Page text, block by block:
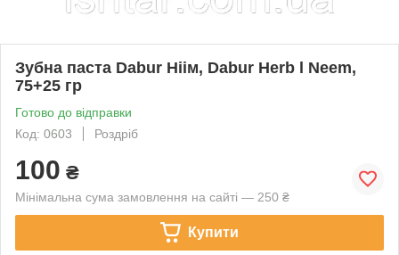
Зубна паста Dabur Ніім, Dabur Herb l Neem,
75+25 гр
Готово до відправки
Код: 0603
Роздріб
100 ₴
Мінімальна сума замовлення на сайті — 250 ₴
Купити